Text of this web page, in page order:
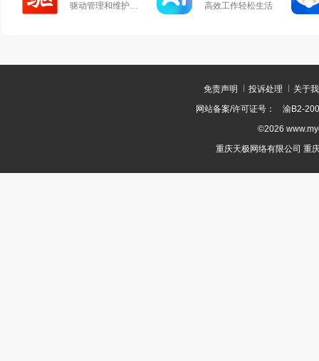
驱动管理和维护工具 高效工作轻松生活
免责声明 投诉处理
关于
网站备案/许可证号：
渝B2-
©2026
重庆天极网络有限公司 重